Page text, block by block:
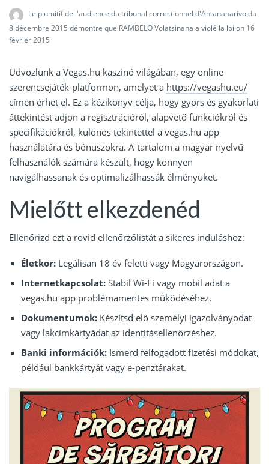
Le plumitif de l'audience du tribunal correctionnel d'Antananarivo du
8 décembre 2015 démontre que RAMBELO Volatsinana a violé la loi on 16
février 2015
Üdvözlünk a Vegas.hu kaszinó világában, egy online
szerencsejáték-platformon, amelyet a https://vegashu.eu/
címen érhet el. Ez a kézikönyv célja, hogy gyors és gyakorlati
áttekintést adjon a regisztrációról, alapvető funkciókról és
specifikációkról, különös tekintettel a vegas.hu app
használatára és bónuszokra. A tartalom a magyar nyelvű
felhasználók számára készült, hogy könnyen
navigálhassanak és optimalizálhassák élményüket.
Mielőtt elkezdenéd
Ellenőrizd ezt a rövid ellenőrzőlistát a sikeres induláshoz:
Életkor: Legálisan 18 év feletti vagy Magyarországon.
Internetkapcsolat: Stabil Wi-Fi vagy mobil adat a
vegas.hu app problémamentes működéséhez.
Dokumentumok: Készítsd elő személyi igazolványodat
vagy lakcímkártyádat az identitásellenőrzéshez.
Banki információk: Ismerd felfogadott fizetési módokat,
például bankkártyát vagy e-penztárakat.